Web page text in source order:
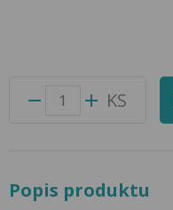
KS
Popis produktu